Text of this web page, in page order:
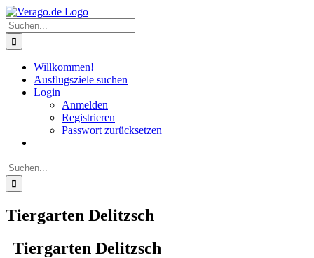
Zum
Inhalt
springen
Suche
nach:
Willkommen!
Ausflugsziele suchen
Login
Anmelden
Registrieren
Passwort zurücksetzen
Suche
nach:
Tiergarten Delitzsch
Tiergarten Delitzsch